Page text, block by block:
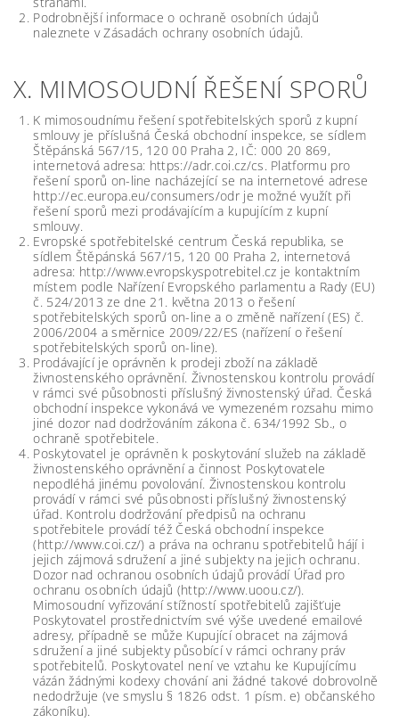
Podrobnější informace o ochraně osobních údajů
naleznete v Zásadách ochrany osobních údajů.
X. MIMOSOUDNÍ ŘEŠENÍ SPORŮ
K mimosoudnímu řešení spotřebitelských sporů z kupní
smlouvy je příslušná Česká obchodní inspekce, se sídlem
Štěpánská 567/15, 120 00 Praha 2, IČ: 000 20 869,
internetová adresa: https://adr.coi.cz/cs. Platformu pro
řešení sporů on-line nacházející se na internetové adrese
http://ec.europa.eu/consumers/odr je možné využít při
řešení sporů mezi prodávajícím a kupujícím z kupní
smlouvy.
Evropské spotřebitelské centrum Česká republika, se
sídlem Štěpánská 567/15, 120 00 Praha 2, internetová
adresa: http://www.evropskyspotrebitel.cz je kontaktním
místem podle Nařízení Evropského parlamentu a Rady (EU)
č. 524/2013 ze dne 21. května 2013 o řešení
spotřebitelských sporů on-line a o změně nařízení (ES) č.
2006/2004 a směrnice 2009/22/ES (nařízení o řešení
spotřebitelských sporů on-line).
Prodávající je oprávněn k prodeji zboží na základě
živnostenského oprávnění. Živnostenskou kontrolu provádí
v rámci své působnosti příslušný živnostenský úřad. Česká
obchodní inspekce vykonává ve vymezeném rozsahu mimo
jiné dozor nad dodržováním zákona č. 634/1992 Sb., o
ochraně spotřebitele.
Poskytovatel je oprávněn k poskytování služeb na základě
živnostenského oprávnění a činnost Poskytovatele
nepodléhá jinému povolování. Živnostenskou kontrolu
provádí v rámci své působnosti příslušný živnostenský
úřad. Kontrolu dodržování předpisů na ochranu
spotřebitele provádí též Česká obchodní inspekce
(http://www.coi.cz/) a práva na ochranu spotřebitelů hájí i
jejich zájmová sdružení a jiné subjekty na jejich ochranu.
Dozor nad ochranou osobních údajů provádí Úřad pro
ochranu osobních údajů (http://www.uoou.cz/).
Mimosoudní vyřizování stížností spotřebitelů zajišťuje
Poskytovatel prostřednictvím své výše uvedené emailové
adresy, případně se může Kupující obracet na zájmová
sdružení a jiné subjekty působící v rámci ochrany práv
spotřebitelů. Poskytovatel není ve vztahu ke Kupujícímu
vázán žádnými kodexy chování ani žádné takové dobrovolně
nedodržuje (ve smyslu § 1826 odst. 1 písm. e) občanského
zákoníku).